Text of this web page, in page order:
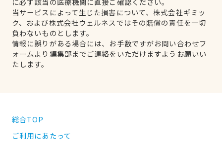
当サービスによって生じた損害について、株式会社ギミッ
ク、および株式会社ウェルネスではその賠償の責任を一切
負わないものとします。
情報に誤りがある場合には、お手数ですがお問い合わせフ
ォームより編集部までご連絡をいただけますようお願いい
たします。
総合TOP
ご利用にあたって